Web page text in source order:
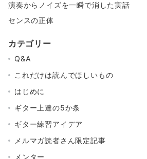
演奏からノイズを一瞬で消した実話
センスの正体
カテゴリー
Q&A
これだけは読んでほしいもの
はじめに
ギター上達の5か条
ギター練習アイデア
メルマガ読者さん限定記事
メンター